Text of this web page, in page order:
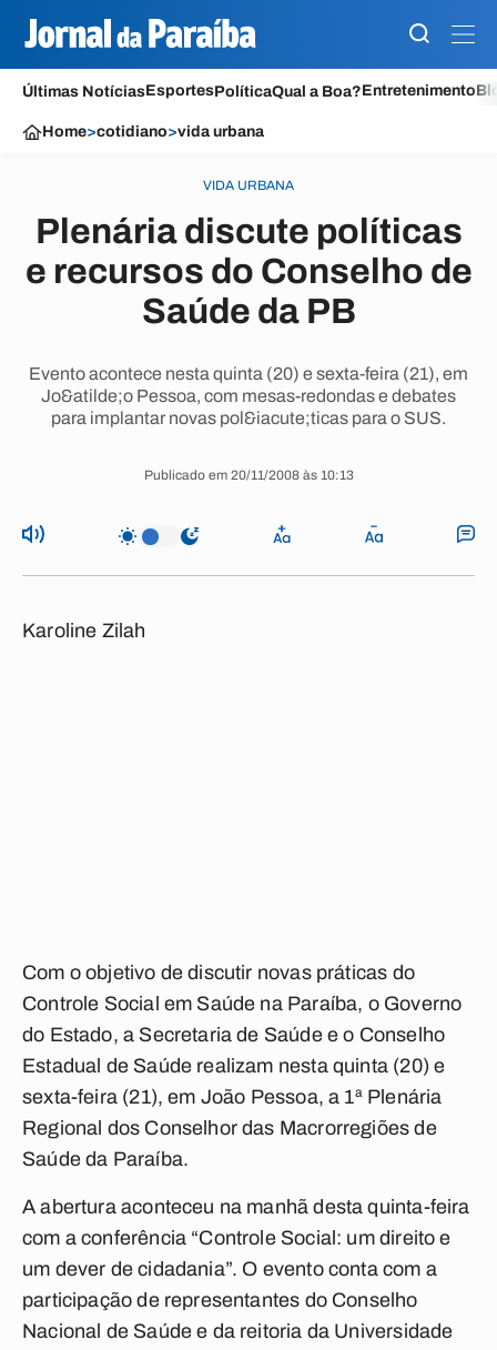
Últimas NotíciasEsportesPolíticaQual a Boa?Entretenimento
Home>cotidiano>vida urbana
VIDA URBANA
Plenária discute políticas
e recursos do Conselho de
Saúde da PB
Evento acontece nesta quinta (20) e sexta-feira (21), em
Jo&atilde;o Pessoa, com mesas-redondas e debates
para implantar novas pol&iacute;ticas para o SUS.
Publicado em 20/11/2008 às 10:13
Karoline Zilah
Com o objetivo de discutir novas práticas do
Controle Social em Saúde na Paraíba, o Governo
do Estado, a Secretaria de Saúde e o Conselho
Estadual de Saúde realizam nesta quinta (20) e
sexta-feira (21), em João Pessoa, a 1ª Plenária
Regional dos Conselhor das Macrorregiões de
Saúde da Paraíba.
A abertura aconteceu na manhã desta quinta-feira
com a conferência “Controle Social: um direito e
um dever de cidadania”. O evento conta com a
participação de representantes do Conselho
Nacional de Saúde e da reitoria da Universidade